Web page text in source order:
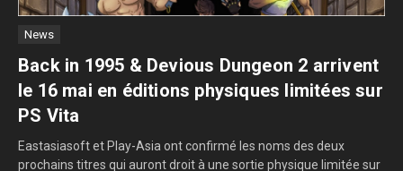
News
Back in 1995 & Devious Dungeon 2 arrivent
le 16 mai en éditions physiques limitées sur
PS Vita
Eastasiasoft et Play-Asia ont confirmé les noms des deux
prochains titres qui auront droit à une sortie physique limitée sur